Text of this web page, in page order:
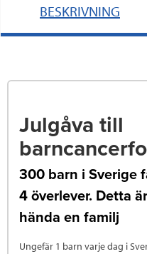
BESKRIVNING
Julgåva till
300 barn i Sverige
4 överlever. Detta
hända en familj
Ungefär 1 barn varje dag i